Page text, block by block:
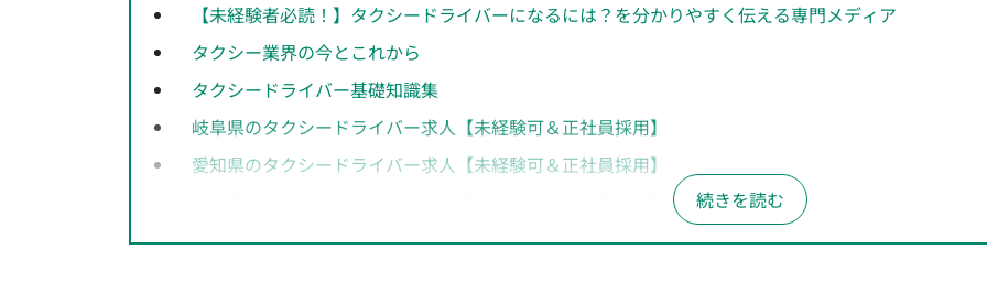
【未経験者必読！】タクシードライバーになるには？を分かりやすく伝える専門メディア
タクシー業界の今とこれから
タクシードライバー基礎知識集
岐阜県のタクシードライバー求人【未経験可＆正社員採用】
愛知県のタクシードライバー求人【未経験可＆正社員採用】
神奈川県のタクシードライバー求人【未経験可＆正社員採用】